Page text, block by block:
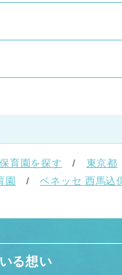
保育園を探す 東京都
園
ベネッセ 西馬込
る想い